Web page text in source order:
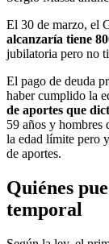
El 30 de marzo, el
alcanzaría tiene
jubilatoria pero no
El pago de deuda
haber cumplido la
de aportes que
59 años y hombres
la edad límite pero
de aportes.
Quiénes
temporal